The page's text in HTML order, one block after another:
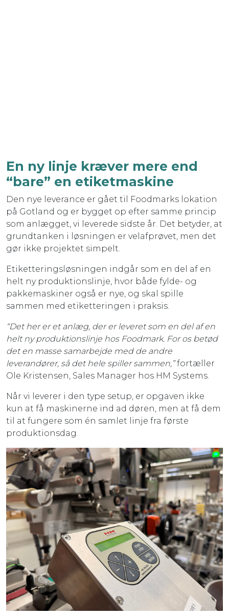
En ny linje kræver mere end
“bare” en etiketmaskine
Den nye leverance er gået til Foodmarks lokation
på Gotland og er bygget op efter samme princip
som anlægget, vi leverede sidste år. Det betyder, at
grundtanken i løsningen er velafprøvet, men det
gør ikke projektet simpelt.
Etiketteringsløsningen indgår som en del af en
helt ny produktionslinje, hvor både fylde- og
pakkemaskiner også er nye, og skal spille
sammen med etiketteringen i praksis.
“Det her er et anlæg, der er leveret som en del af en
helt ny produktionslinje hos Foodmark. For os betød
det en masse samarbejde med de andre
leverandører, så det hele spiller sammen,”fortæller
Ole Kristensen, Sales Manager hos HM Systems.
Når vi leverer i den type setup, er opgaven ikke
kun at få maskinerne ind ad døren, men at få dem
til at fungere som én samlet linje fra første
produktionsdag.